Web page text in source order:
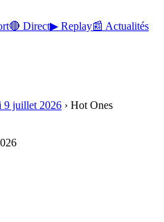
🔴 Direct▶ Replay📰 Actualités
9 juillet 2026 › Hot Ones